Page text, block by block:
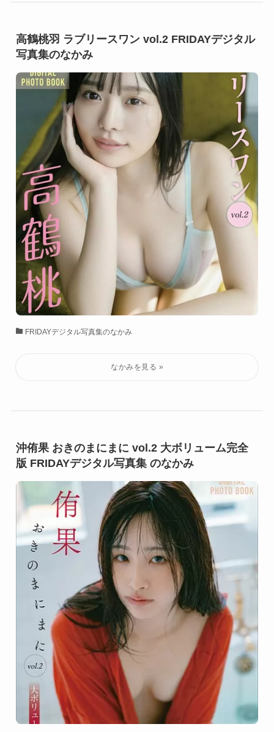
高鶴桃羽 ラブリースワン vol.2 FRIDAYデジタル
写真集のなかみ
FRIDAYデジタル写真集のなかみ
沖侑果 おきのまにまに vol.2 大ボリューム完全
版 FRIDAYデジタル写真集 のなかみ